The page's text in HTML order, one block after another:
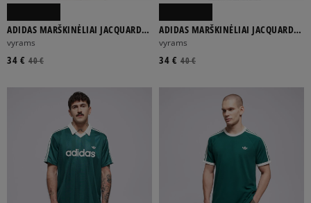
ADIDAS MARŠKINĖLIAI JACQUARD
JERSEY
vyrams
40 €
34 €
ADIDAS MARŠKINĖLIAI JACQUARD
JERSEY
vyrams
40 €
34 €